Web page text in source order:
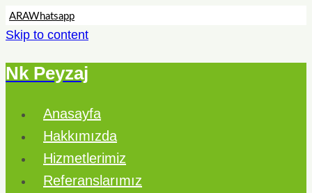
ARAWhatsapp
Skip to content
Nk Peyzaj
Anasayfa
Hakkımızda
Hizmetlerimiz
Referanslarımız